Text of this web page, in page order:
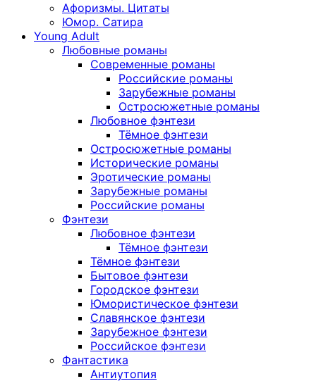
Афоризмы. Цитаты
Юмор. Сатира
Young Adult
Любовные романы
Современные романы
Российские романы
Зарубежные романы
Остросюжетные романы
Любовное фэнтези
Тёмное фэнтези
Остросюжетные романы
Исторические романы
Эротические романы
Зарубежные романы
Российские романы
Фэнтези
Любовное фэнтези
Тёмное фэнтези
Тёмное фэнтези
Бытовое фэнтези
Городское фэнтези
Юмористическое фэнтези
Славянское фэнтези
Зарубежное фэнтези
Российское фэнтези
Фантастика
Антиутопия